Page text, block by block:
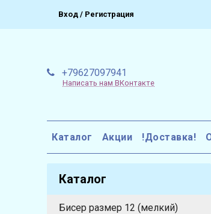
Вход / Регистрация
+79627097941
Написать нам ВКонтакте
Каталог Акции !Доставка!
Каталог
Бисер размер 12 (мелкий)